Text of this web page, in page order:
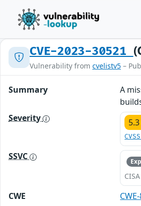
CVE-2023-30521
Vulnerability from cvelistv5 –
Summary
A
Severity
SSVC
CWE